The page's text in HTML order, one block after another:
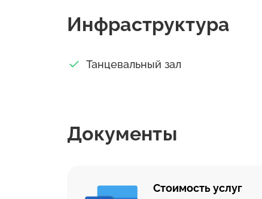
Инфраструктура
Танцевальный зал
Документы
Стоимость услуг